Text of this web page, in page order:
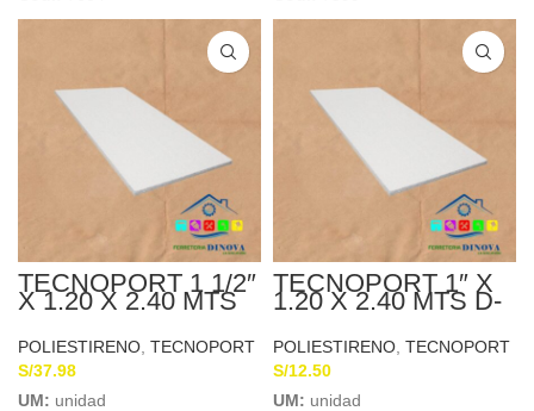
TECNOPORT 1 1/2″
X 1.20 X 2.40 MTS
D-20
POLIESTIRENO TECNOPORT
S/37.98
UM: unidad
TECNOPORT 1″ X
1.20 X 2.40 MTS D-
10 DIPROPOR
POLIESTIRENO TECNOPORT
S/12.50
UM: unidad